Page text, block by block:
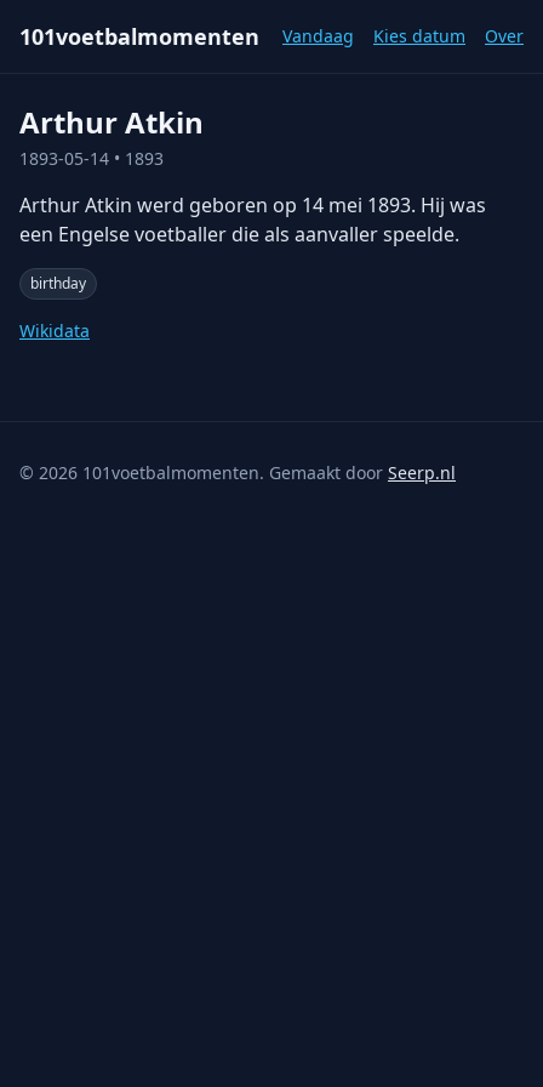
101voetbalmomenten Vandaag Kies datum Over
Arthur Atkin
1893-05-14 • 1893
Arthur Atkin werd geboren op 14 mei 1893. Hij was
een Engelse voetballer die als aanvaller speelde.
birthday
Wikidata
© 2026 101voetbalmomenten. Gemaakt door Seerp.nl